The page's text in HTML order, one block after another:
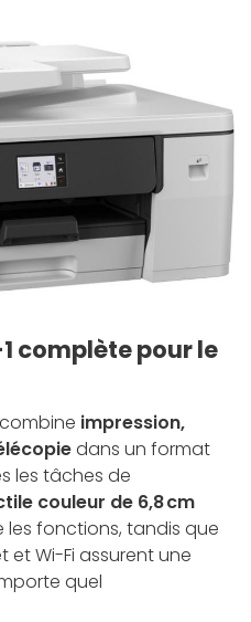
complète pour le
impression,
dans un format
les tâches de
couleur de 6,8 cm
fonctions, tandis que
et Wi-Fi assurent une
quel